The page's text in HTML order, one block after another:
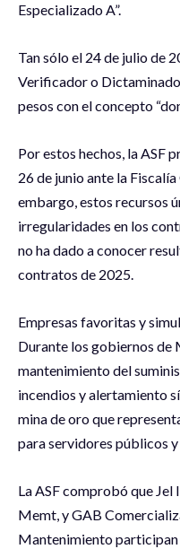
Especializado A”.
Tan sólo el 24 de julio de
Verificador o
pesos con el concepto
Por estos hechos, la ASF
26 de junio ante la
embargo, estos recursos
irregularidades en los
no ha dado a conocer
contratos de 2025.
Empresas favoritas y
Durante los gobiernos de
mantenimiento del
incendios y alertamiento
mina de oro que
para servidores públicos y
La ASF comprobó que
Memt, y GAB
Mantenimiento participan